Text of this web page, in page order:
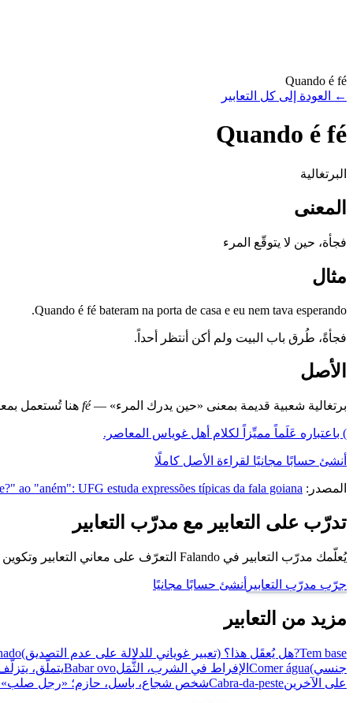
Quando é fé
←
العودة إلى كل التعابير
Quando é fé
البرتغالية
المعنى
فجأة، حين لا يتوقّع المرء
مثال
Quando é fé bateram na porta de casa e eu nem tava esperando.
فجأةً، طُرق باب البيت ولم أكن أنتظر أحداً.
الأصل
برتغالية شعبية قديمة بمعنى «حين يدرك المرء» —fé هنا تُستعمل
) باعتباره عَلَماً مميِّزاً لكلام أهل غوياس المعاصر.
أنشئ حسابًا مجانيًا لقراءة الأصل كاملًا
المصدر: ao "aném": UFG estuda expressões típicas da fala goiana
تدرّب على التعابير مع مدرّب التعابير
يُعلّمك مدرّب التعابير في Falando التعرّف على معاني التعابير وتكوين جُمل باستخدامها، كي تتحدّث كبرازيلي.
جرّب مدرّب التعابير أنشئ حسابًا مجانيًا
مزيد من التعابير
Tem base? هل يُعقَل هذا؟ (تعبير غوياني للدلالة على عدم التصديق)
جنسي)Comer água الإفراط في الشرب، الثَّمَلBabar ovoيتملّق،
على الآخرينCabra-da-pesteشخص شجاع، باسل، حازم؛ «رجل صلب»